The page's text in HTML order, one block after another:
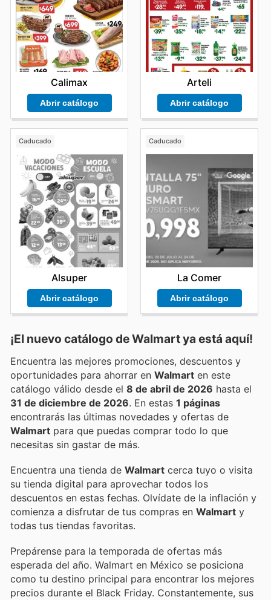
Calimax
Abrir catálogo
Arteli
Abrir catálogo
Caducado
Alsuper
Abrir catálogo
Caducado
La Comer
Abrir catálogo
¡El nuevo catálogo deWalmartya está aquí!
Encuentra las mejores promociones, descuentos y
oportunidades para ahorrar en Walmart en este
catálogo válido desde el 8 de abril de 2026 hasta el
31 de diciembre de 2026 . En estas 1 páginas
encontrarás las últimas novedades y ofertas de
Walmart para que puedas comprar todo lo que
necesitas sin gastar de más.
Encuentra una tienda de Walmart cerca tuyo o visita
su tienda digital para aprovechar todos los
descuentos en estas fechas. Olvídate de la inflación y
comienza a disfrutar de tus compras en Walmart y
todas tus tiendas favoritas.
Prepárense para la temporada de ofertas más
esperada del año. Walmart en México se posiciona
como tu destino principal para encontrar los mejores
precios durante el Black Friday. Constantemente, sus